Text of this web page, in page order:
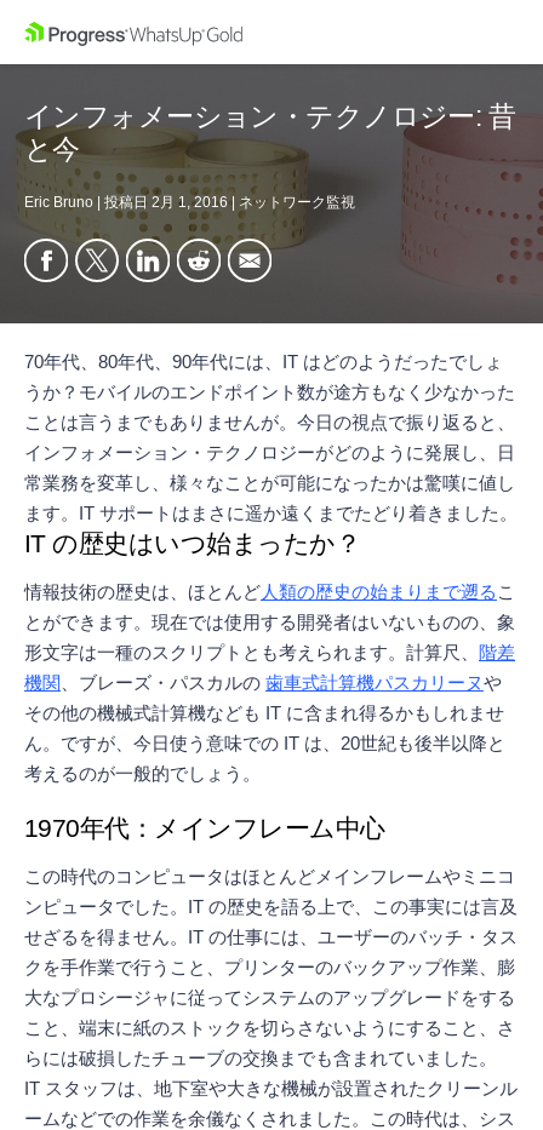
インフォメーション・テクノロジー: 昔
と今
Eric Bruno 投稿日 2月 1, 2016 | ネットワーク監視
70年代、80年代、90年代には、IT はどのようだったでしょ
うか？モバイルのエンドポイント数が途方もなく少なかった
ことは言うまでもありませんが。今日の視点で振り返ると、
インフォメーション・テクノロジーがどのように発展し、日
常業務を変革し、様々なことが可能になったかは驚嘆に値し
ます。IT サポートはまさに遥か遠くまでたどり着きました。
IT の歴史はいつ始まったか？
情報技術の歴史は、ほとんど人類の歴史の始まりまで遡る こ
とができます。現在では使用する開発者はいないものの、象
形文字は一種のスクリプトとも考えられます。計算尺、
階差
機関
、ブレーズ・パスカルの 歯車式計算機パスカリーヌや
その他の機械式計算機なども IT に含まれ得るかもしれませ
ん。ですが、今日使う意味での IT は、20世紀も後半以降と
考えるのが一般的でしょう。
1970年代：メインフレーム中心
この時代のコンピュータはほとんどメインフレームやミニコ
ンピュータでした。IT の歴史を語る上で、この事実には言及
せざるを得ません。IT の仕事には、ユーザーのバッチ・タス
クを手作業で行うこと、プリンターのバックアップ作業、膨
大なプロシージャに従ってシステムのアップグレードをする
こと、端末に紙のストックを切らさないようにすること、さ
らには破損したチューブの交換までも含まれていました。
IT スタッフは、地下室や大きな機械が設置されたクリーンル
ームなどでの作業を余儀なくされました。この時代は、シス